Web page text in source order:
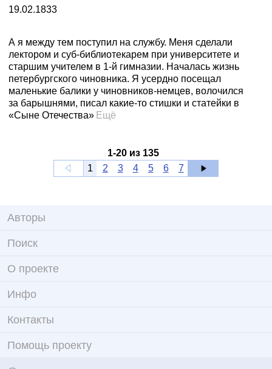
19.02.1833
А я между тем поступил на службу. Меня сделали
лектором и суб-библиотекарем при университете и
старшим учителем в 1-й гимназии. Началась жизнь
петербургского чиновника. Я усердно посещал
маленькие балики у чиновников-немцев, волочился
за барышнями, писал какие-то стишки и статейки в
«Сыне Отечества» Ещё
1-20из 135
1
2 3 4 5 6 7
Авторы
Поиск
О проекте
Инфо
Контакты
Помощь проекту